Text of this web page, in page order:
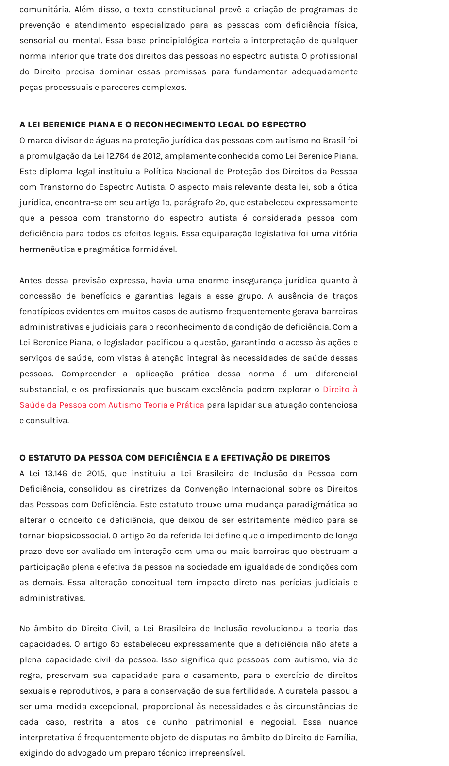
comunitária. Além disso, o texto constitucional prevê a criação de programas de
prevenção e atendimento especializado para as pessoas com deficiência física,
sensorial ou mental. Essa base principiológica norteia a interpretação de qualquer
norma inferior que trate dos direitos das pessoas no espectro autista. O profissional
do Direito precisa dominar essas premissas para fundamentar adequadamente
peças processuais e pareceres complexos.
A LEI BERENICE PIANA E O RECONHECIMENTO LEGAL DO ESPECTRO
O marco divisor de águas na proteção jurídica das pessoas com autismo no Brasil foi
a promulgação da Lei 12.764 de 2012, amplamente conhecida como Lei Berenice Piana.
Este diploma legal instituiu a Política Nacional de Proteção dos Direitos da Pessoa
com Transtorno do Espectro Autista. O aspecto mais relevante desta lei, sob a ótica
jurídica, encontra-se em seu artigo 1º, parágrafo 2º, que estabeleceu expressamente
que a pessoa com transtorno do espectro autista é considerada pessoa com
deficiência para todos os efeitos legais. Essa equiparação legislativa foi uma vitória
hermenêutica e pragmática formidável.
Antes dessa previsão expressa, havia uma enorme insegurança jurídica quanto à
concessão de benefícios e garantias legais a esse grupo. A ausência de traços
fenotípicos evidentes em muitos casos de autismo frequentemente gerava barreiras
administrativas e judiciais para o reconhecimento da condição de deficiência. Com a
Lei Berenice Piana, o legislador pacificou a questão, garantindo o acesso às ações e
serviços de saúde, com vistas à atenção integral às necessidades de saúde dessas
pessoas. Compreender a aplicação prática dessa norma é um diferencial
substancial, e os profissionais que buscam excelência podem explorar o Direito à
Saúde da Pessoa com Autismo Teoria e Prática para lapidar sua atuação contenciosa
e consultiva.
O ESTATUTO DA PESSOA COM DEFICIÊNCIA E A EFETIVAÇÃO DE DIREITOS
A Lei 13.146 de 2015, que instituiu a Lei Brasileira de Inclusão da Pessoa com
Deficiência, consolidou as diretrizes da Convenção Internacional sobre os Direitos
das Pessoas com Deficiência. Este estatuto trouxe uma mudança paradigmática ao
alterar o conceito de deficiência, que deixou de ser estritamente médico para se
tornar biopsicossocial. O artigo 2º da referida lei define que o impedimento de longo
prazo deve ser avaliado em interação com uma ou mais barreiras que obstruam a
participação plena e efetiva da pessoa na sociedade em igualdade de condições com
as demais. Essa alteração conceitual tem impacto direto nas perícias judiciais e
administrativas.
No âmbito do Direito Civil, a Lei Brasileira de Inclusão revolucionou a teoria das
capacidades. O artigo 6º estabeleceu expressamente que a deficiência não afeta a
plena capacidade civil da pessoa. Isso significa que pessoas com autismo, via de
regra, preservam sua capacidade para o casamento, para o exercício de direitos
sexuais e reprodutivos, e para a conservação de sua fertilidade. A curatela passou a
ser uma medida excepcional, proporcional às necessidades e às circunstâncias de
cada caso, restrita a atos de cunho patrimonial e negocial. Essa nuance
interpretativa é frequentemente objeto de disputas no âmbito do Direito de Família,
exigindo do advogado um preparo técnico irrepreensível.